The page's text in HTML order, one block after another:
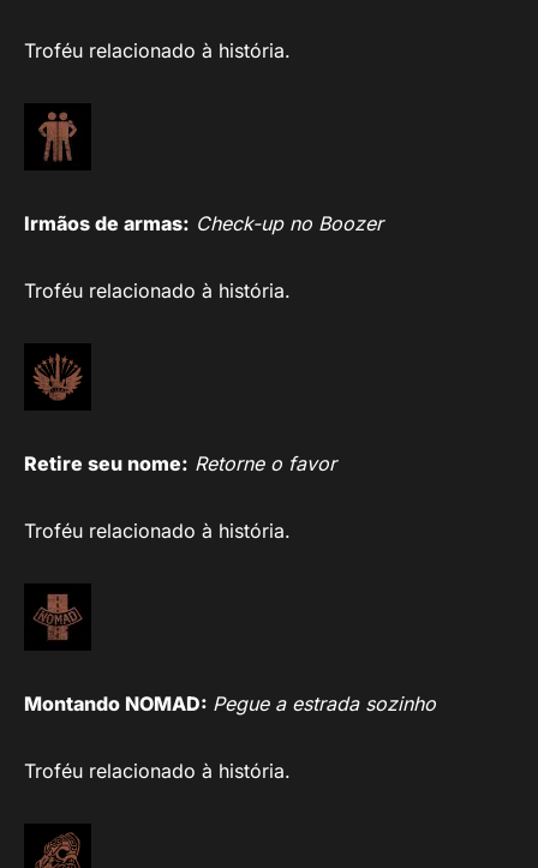
Troféu relacionado à história.
Irmãos de armas: Check-up no Boozer
Troféu relacionado à história.
Retire seu nome: Retorne o favor
Troféu relacionado à história.
Montando NOMAD: Pegue a estrada sozinho
Troféu relacionado à história.